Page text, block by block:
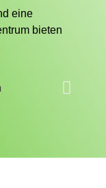
eine
bieten